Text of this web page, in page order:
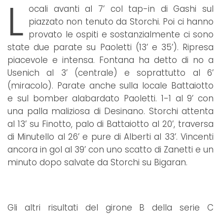
L ocali avanti al 7’ col tap-in di Gashi sul
piazzato non tenuto da Storchi. Poi ci hanno
provato le ospiti e sostanzialmente ci sono
state due parate su Paoletti (13’ e 35’). Ripresa
piacevole e intensa. Fontana ha detto di no a
Usenich al 3’ (centrale) e soprattutto al 6’
(miracolo). Parate anche sulla locale Battaiotto
e sul bomber alabardato Paoletti. 1-1 al 9’ con
una palla maliziosa di Desinano. Storchi attenta
al 13’ su Finotto, palo di Battaiotto al 20’, traversa
di Minutello al 26’ e pure di Alberti al 33’. Vincenti
ancora in gol al 39’ con uno scatto di Zanetti e un
minuto dopo salvate da Storchi su Bigaran.
Gli altri risultati del girone B della serie C